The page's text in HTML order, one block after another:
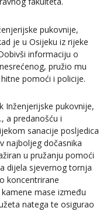
pukovnije,
je u Osijeku iz rijeke
informaciju o
pružio mu
pomoći i policije.
Inženjerijske pukovnije,
a predanošću i
sanacije posljedica
najboljeg dočasnika
u pružanju pomoći
dijela sjevernog tornja
koncentrirane
mase između
natega te osigurao